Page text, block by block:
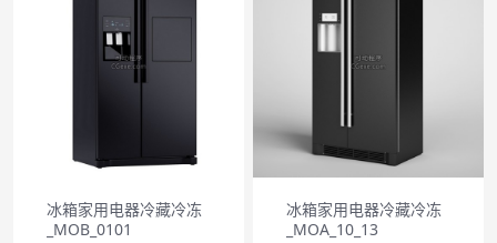
冰箱家用电器冷藏冷冻
_MOB_0101
冰箱家用电器冷藏冷冻
_MOA_10_13